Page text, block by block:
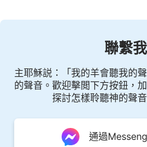
聯繫
主耶穌説：「我的羊會聽我的
的聲音。歡迎擊閲下方按鈕，
探討怎樣聆聽神的聲
通過